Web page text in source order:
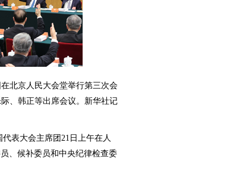
北京人民大会堂举行第三次会
、韩正等出席会议。新华社记
表大会主席团21日上午在人
、候补委员和中央纪律检查委